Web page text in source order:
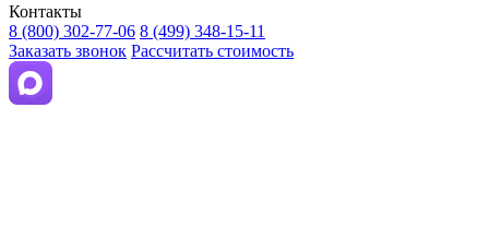
Контакты
8 (800) 302-77-06 8 (499) 348-15-11
Заказать звонок Рассчитать стоимость